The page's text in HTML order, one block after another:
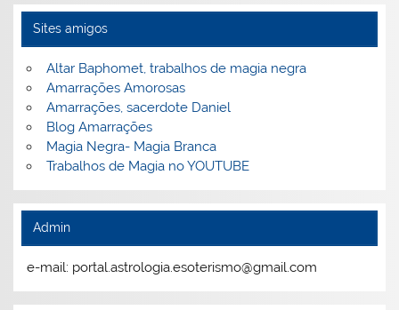
Sites amigos
Altar Baphomet, trabalhos de magia negra
Amarrações Amorosas
Amarrações, sacerdote Daniel
Blog Amarrações
Magia Negra- Magia Branca
Trabalhos de Magia no YOUTUBE
Admin
e-mail: portal.astrologia.esoterismo@gmail.com